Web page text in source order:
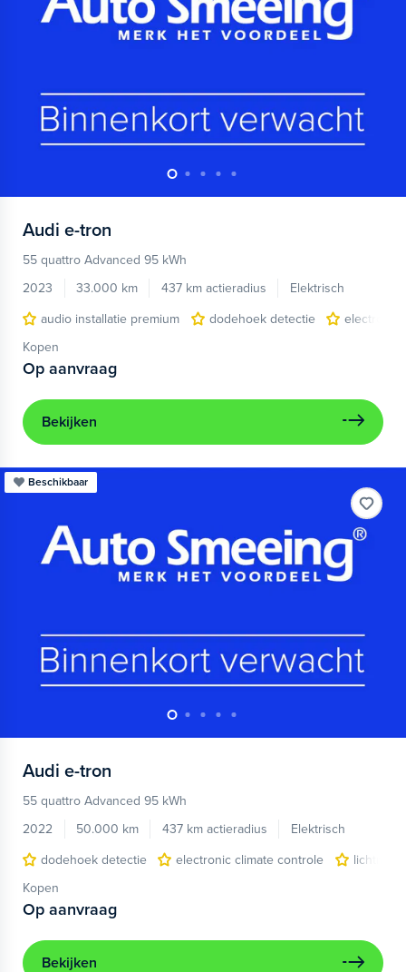
Audi e-tron
55 quattro Advanced 95 kWh
2023
33.000 km 437 km actieradius
Elektrisch
audio installatie premium
dodehoek detectie
electronic
Kopen
Op aanvraag
Bekijken
Beschikbaar
Audi e-tron
55 quattro Advanced 95 kWh
2022
50.000 km 437 km actieradius
Elektrisch
dodehoek detectie
electronic climate controle
Kopen
Op aanvraag
Bekijken